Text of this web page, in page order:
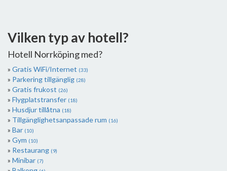
Vilken typ av hotell?
Hotell Norrköping med?
Gratis WiFi/Internet (33)
Parkering tillgänglig (28)
Gratis frukost (26)
Flygplatstransfer (18)
Husdjur tillåtna (18)
Tillgänglighetsanpassade rum (16)
Bar (10)
Gym (10)
Restaurang (9)
Minibar (7)